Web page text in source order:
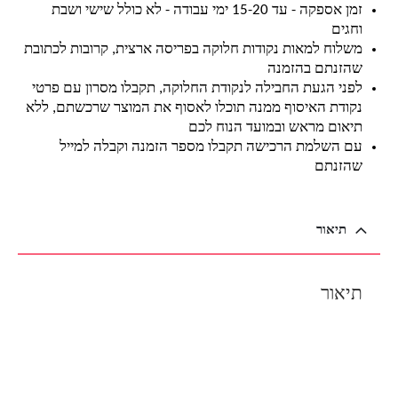
זמן אספקה - עד 15-20 ימי עבודה - לא כולל שישי ושבת
וחגים
משלוח למאות נקודות חלוקה בפריסה ארצית, קרובות לכתובת
שהזנתם בהזמנה
לפני הגעת החבילה לנקודת החלוקה, תקבלו מסרון עם פרטי
נקודת האיסוף ממנה תוכלו לאסוף את המוצר שרכשתם, ללא
תיאום מראש ובמועד הנוח לכם
עם השלמת הרכישה תקבלו מספר הזמנה וקבלה למייל
שהזנתם
תיאור
תיאור